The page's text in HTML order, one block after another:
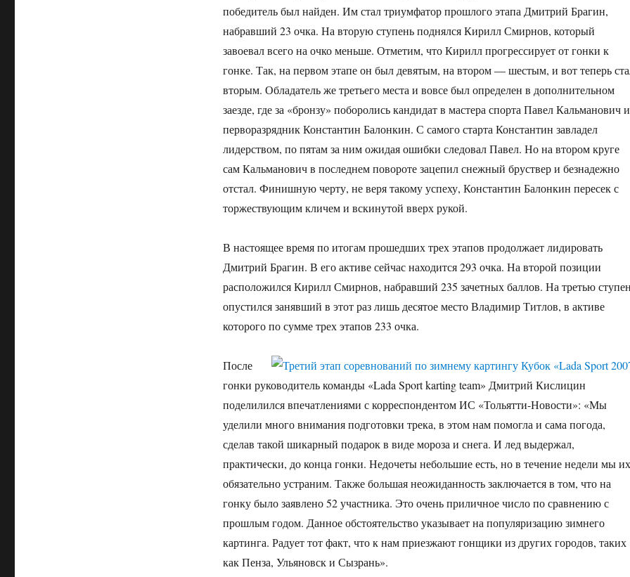
победитель был найден. Им стал триумфатор прошлого этапа Дмитрий Брагин,
набравший 23 очка. На вторую ступень поднялся Кирилл Смирнов, который
завоевал всего на очко меньше. Отметим, что Кирилл прогрессирует от гонки к
гонке. Так, на первом этапе он был девятым, на втором — шестым, и вот теперь
вторым. Обладатель же третьего места и вовсе был определен в дополнительном
заезде, где за «бронзу» поборолись кандидат в мастера спорта Павел Кальманович и
перворазрядник Константин Балонкин. С самого старта Константин завладел
лидерством, по пятам за ним ожидая ошибки следовал Павел. Но на втором круге
сам Кальманович в последнем повороте зацепил снежный бруствер и безнадежно
отстал. Финишную черту, не веря такому успеху, Константин Балонкин пересек с
торжествующим кличем и вскинутой вверх рукой.
В настоящее время по итогам прошедших трех этапов продолжает лидировать
Дмитрий Брагин. В его активе сейчас находится 293 очка. На второй позиции
расположился Кирилл Смирнов, набравший 235 зачетных баллов. На третью
опустился занявший в этот раз лишь десятое место Владимир Титлов, в активе
которого по сумме трех этапов 233 очка.
После
гонки руководитель команды «Lada Sport karting team» Дмитрий Кислицин
поделилился впечатлениями с корреспондентом ИС «Тольятти-Новости»: «Мы
уделили много внимания подготовки трека, в этом нам помогла и сама погода,
сделав такой шикарный подарок в виде мороза и снега. И лед выдержал,
практически, до конца гонки. Недочеты небольшие есть, но в течение недели мы их
обязательно устраним. Также большая неожиданность заключается в том, что на
гонку было заявлено 52 участника. Это очень приличное число по сравнению с
прошлым годом. Данное обстоятельство указывает на популяризацию зимнего
картинга. Радует тот факт, что к нам приезжают гонщики из других городов, таких
как Пенза, Ульяновск и Сызрань».